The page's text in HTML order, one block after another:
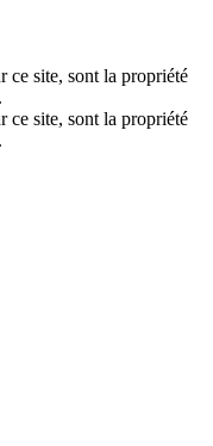
ce site, sont la propriété
ce site, sont la propriété